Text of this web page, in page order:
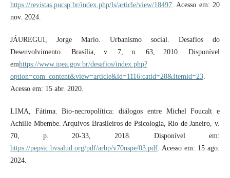
https://revistas.pucsp.br/index.php/ls/article/view/18497. Acesso em: 20
nov. 2024.
JÁUREGUI, Jorge Mario. Urbanismo social. Desafios do
Desenvolvimento. Brasília, v. 7, n. 63, 2010. Disponível
emhttps://www.ipea.gov.br/desafios/index.php?
option=com_content&view=article&id=1116:catid=28&Itemid=23.
Acesso em: 15 abr. 2020.
LIMA, Fátima. Bio-necropolítica: diálogos entre Michel Foucalt e
Achille Mbembe. Arquivos Brasileiros de Psicologia, Rio de Janeiro, v.
70, p. 20-33, 2018. Disponível em:
https://pepsic.bvsalud.org/pdf/arbp/v70nspe/03.pdf. Acesso em: 15 ago.
2024.